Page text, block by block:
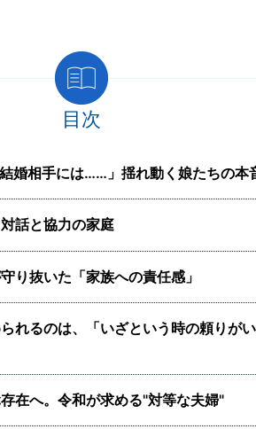
目次
結婚相手には……」揺れ動く娘たちの本
話と協力の家庭
り抜いた「家族への責任感」
れるのは、「いざという時の頼りが
在へ。令和が求める"対等な夫婦"